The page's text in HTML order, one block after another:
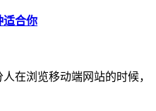
适合你
在浏览移动端网站的时候，